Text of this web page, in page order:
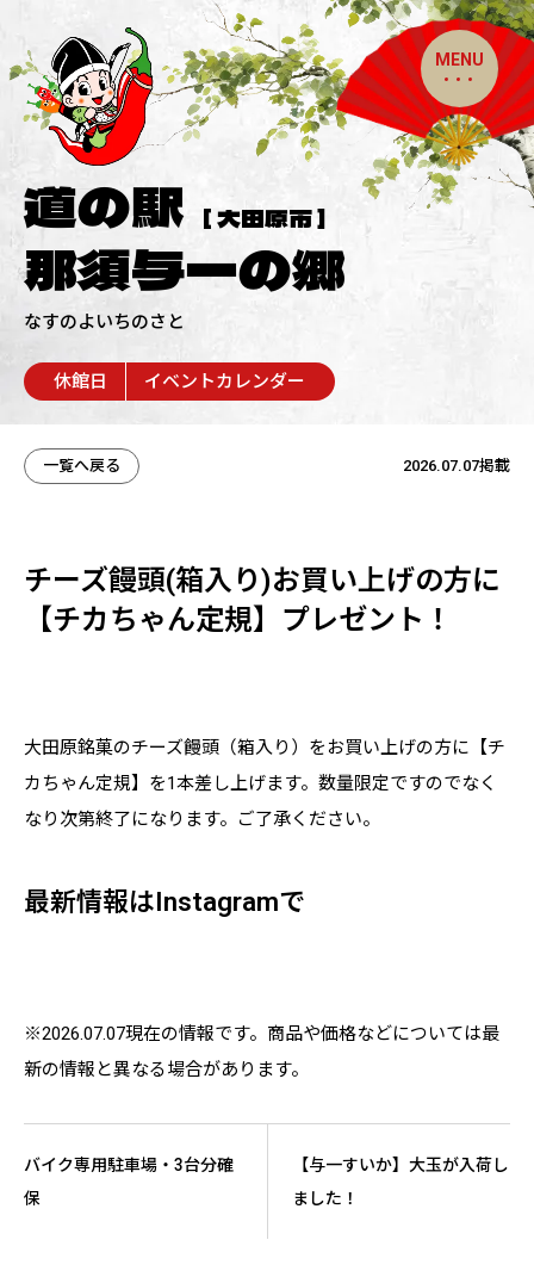
MENU
道の駅 [ 大田原市 ]
那須与一の郷
なすのよいちのさと
休館日 イベントカレンダー
一覧へ戻る 2026.07.07掲載
チーズ饅頭(箱入り)お買い上げの方に
【チカちゃん定規】プレゼント！
大田原銘菓のチーズ饅頭（箱入り）をお買い上げの方に【チ
カちゃん定規】を1本差し上げます。数量限定ですのでなく
なり次第終了になります。ご了承ください。
最新情報はInstagramで
※2026.07.07現在の情報です。商品や価格などについては最
新の情報と異なる場合があります。
バイク専用駐車場・3台分確
保
【与一すいか】大玉が入荷し
ました！